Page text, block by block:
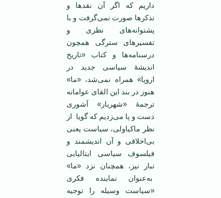
داریم که اگر آن نقدها و
تذکرها صورت نمی‌گرفت و با
پشتوانه‌های نظری و
تفسیرهای سترگی همچون
درسنامه‌ها و کتاب «تاریخ
اندیشۀ سیاسی جدید در
اروپا» همراه نمی‌شد، «ما»
هنوز در بند این القای عوامانه
ترجمۀ «شهریار» آشوری
دست و پا می‌زدیم که گویا از
نظر ماکیاولی، سیاست یعنی
بی‌اخلاقی و آن اندیشمند و
فیلسوف سیاسی ایتالیایی
تبار نیز، همچنان نزد «ما»
به‌عنوان نماینده فکری
«سیاست وسیله را توجیه